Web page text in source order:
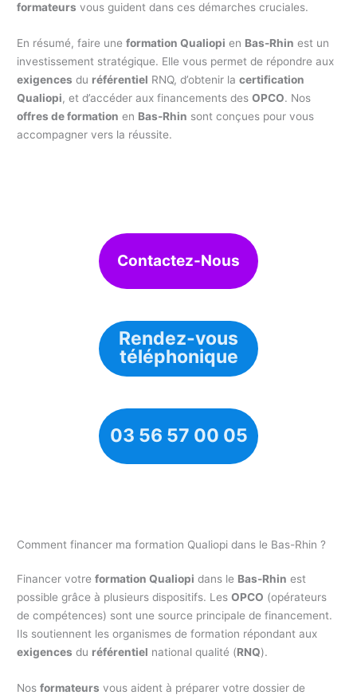
formateurs vous guident dans ces démarches cruciales.
En résumé, faire uneformation Qualiopi en Bas-Rhin est un
investissement stratégique. Elle vous permet de répondre aux
exigences du référentiel RNQ, d’obtenir lacertification
Qualiopi, et d’accéder aux financements desOPCO. Nos
offres de formation en Bas-Rhin sont conçues pour vous
accompagner vers la réussite.
Contactez-Nous
Rendez-vous
téléphonique
03 56 57 00 05
Comment financer ma formation Qualiopi dans le Bas-Rhin ?
Financer votreformation Qualiopi dans le Bas-Rhin est
possible grâce à plusieurs dispositifs. LesOPCO (opérateurs
de compétences) sont une source principale de financement.
Ils soutiennent les organismes de formation répondant aux
exigences du référentiel national qualité (RNQ).
Nosformateurs vous aident à préparer votre dossier de